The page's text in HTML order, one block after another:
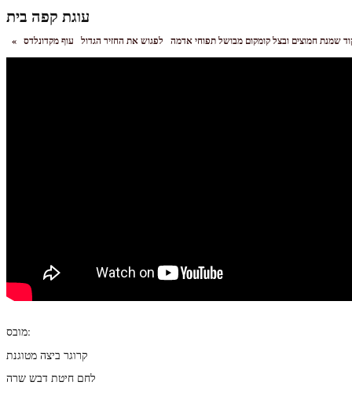
« שמנת חמוצים ובצל קומקום מבושל תפוחי אדמה לפגוש את החזיר הגדול
מובס:
קרוגר ביצה מטוגנת
לחם חיטת דבש שרה